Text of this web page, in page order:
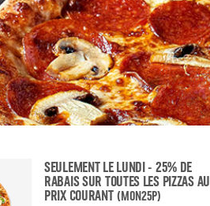
SEULEMENT LE LUNDI - 25% DE
RABAIS SUR TOUTES LES PIZZAS AU
PRIX COURANT (MON25P)